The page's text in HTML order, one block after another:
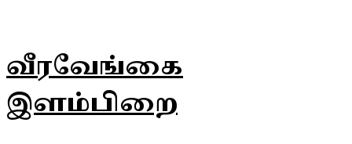
வீரவேங்கை
இளம்பிறை